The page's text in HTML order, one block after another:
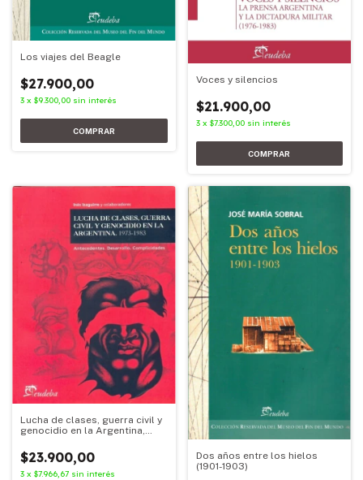
Los viajes del Beagle
$27.900,00
3 x $9.300,00 sin interés
Voces y silencios
$21.900,00
3 x $7.300,00 sin interés
Lucha de clases, guerra civil y
genocidio en la Argentina,
$23.900,00
3 x $7.966,67 sin interés
Dos años entre los hielos
(1901-1903)